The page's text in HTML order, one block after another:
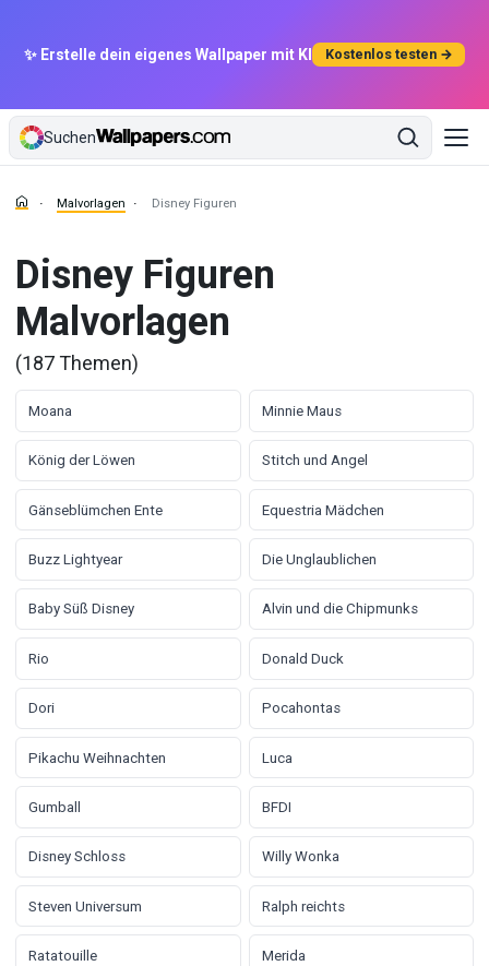
✨ Erstelle dein eigenes Wallpaper mit KI Kostenlos testen →
Suchen
Malvorlagen Disney Figuren
Disney Figuren
Malvorlagen
(187 Themen)
Moana Minnie Maus
König der Löwen Stitch und Angel
Gänseblümchen Ente Equestria Mädchen
Buzz Lightyear Die Unglaublichen
Baby Süß Disney Alvin und die Chipmunks
Rio Donald Duck
Dori Pocahontas
Pikachu Weihnachten Luca
Gumball BFDI
Disney Schloss Willy Wonka
Steven Universum Ralph reichts
Ratatouille Merida